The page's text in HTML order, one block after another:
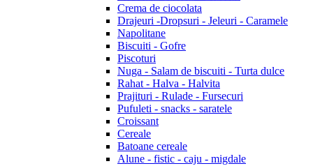
Crema de ciocolata
Drajeuri -Dropsuri - Jeleuri - Caramele
Napolitane
Biscuiti - Gofre
Piscoturi
Nuga - Salam de biscuiti - Turta dulce
Rahat - Halva - Halvita
Prajituri - Rulade - Fursecuri
Pufuleti - snacks - saratele
Croissant
Cereale
Batoane cereale
Alune - fistic - caju - migdale